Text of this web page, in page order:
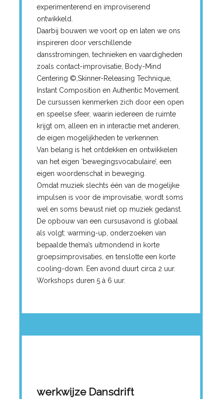
experimenterend en improviserend
ontwikkeld.
Daarbij bouwen we voort op en laten we ons
inspireren door verschillende
dansstromingen, technieken en vaardigheden
zoals contact-improvisatie, Body-Mind
Centering ©,Skinner-Releasing Technique,
Instant Composition en Authentic Movement.
De cursussen kenmerken zich door een open
en speelse sfeer, waarin iedereen de ruimte
krijgt om, alleen en in interactie met anderen,
de eigen mogelijkheden te verkennen.
Van belang is het ontdekken en ontwikkelen
van het eigen ‘bewegingsvocabulaire’, een
eigen woordenschat in beweging.
Omdat muziek slechts één van de mogelijke
impulsen is voor de improvisatie, wordt soms
wel en soms bewust niet op muziek gedanst.
De opbouw van een cursusavond is globaal
als volgt: warming-up, onderzoeken van
bepaalde thema’s uitmondend in korte
groepsimprovisaties, en tenslotte een korte
cooling-down. Een avond duurt circa 2 uur.
Workshops duren 5 à 6 uur.
werkwijze Dansdrift